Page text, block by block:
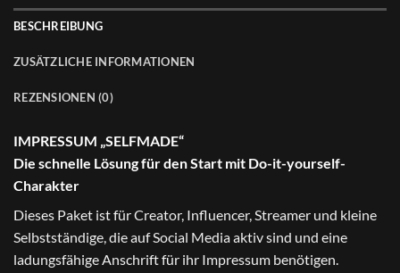
BESCHREIBUNG
ZUSÄTZLICHE INFORMATIONEN
REZENSIONEN (0)
IMPRESSUM „SELFMADE“
Die schnelle Lösung für den Start mit Do-it-yourself-
Charakter
Dieses Paket ist für Creator, Influencer, Streamer und kleine
Selbstständige, die auf Social Media aktiv sind und eine
ladungsfähige Anschrift für ihr Impressum benötigen.